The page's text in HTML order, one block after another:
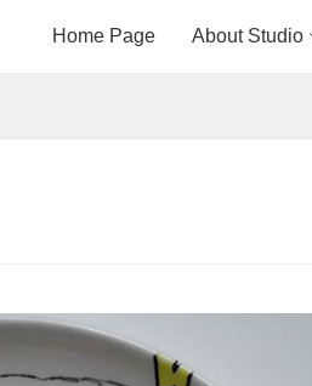
Home Page
About Studio